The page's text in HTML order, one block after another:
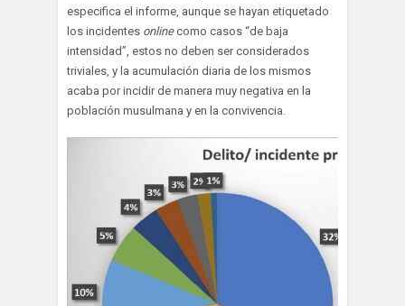
especifica el informe, aunque se hayan etiquetado
los incidentes onlinecomo casos “de baja
intensidad”, estos no deben ser considerados
triviales, y la acumulación diaria de los mismos
acaba por incidir de manera muy negativa en la
población musulmana y en la convivencia.